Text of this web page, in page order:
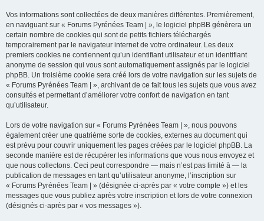
Vos informations sont collectées de deux manières différentes. Premièrement,
en naviguant sur « Forums Pyrénées Team | », le logiciel phpBB génèrera un
certain nombre de cookies qui sont de petits fichiers téléchargés
temporairement par le navigateur internet de votre ordinateur. Les deux
premiers cookies ne contiennent qu’un identifiant utilisateur et un identifiant
anonyme de session qui vous sont automatiquement assignés par le logiciel
phpBB. Un troisième cookie sera créé lors de votre navigation sur les sujets de
« Forums Pyrénées Team | », archivant de ce fait tous les sujets que vous avez
consultés et permettant d’améliorer votre confort de navigation en tant
qu’utilisateur.
Lors de votre navigation sur « Forums Pyrénées Team | », nous pouvons
également créer une quatrième sorte de cookies, externes au document qui
est prévu pour couvrir uniquement les pages créées par le logiciel phpBB. La
seconde manière est de récupérer les informations que vous nous envoyez et
que nous collectons. Ceci peut correspondre — mais n’est pas limité à — la
publication de messages en tant qu’utilisateur anonyme, l’inscription sur
« Forums Pyrénées Team | » (désignée ci-après par « votre compte ») et les
messages que vous publiez après votre inscription et lors de votre connexion
(désignés ci-après par « vos messages »).